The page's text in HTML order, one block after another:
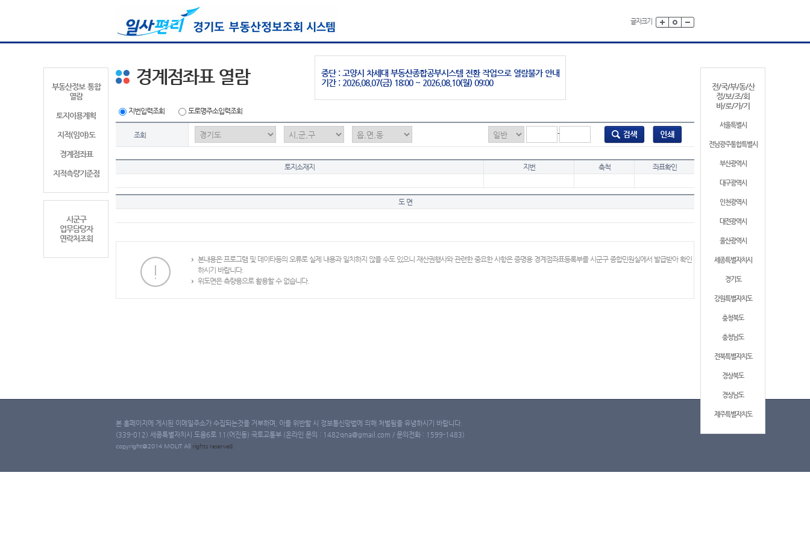
글자크기
부동산정보 통합
열람
토지이용계획
지적(임야)도
경계점좌표
지적측량기준점
시군구
업무담당자
연락처조회
전/국/부/동/산
정/보/조/회
바/로/가/기
서울특별시
전남광주통합특별시
부산광역시
대구광역시
인천광역시
대전광역시
울산광역시
세종특별자치시
경기도
강원특별자치도
충청북도
충청남도
전북특별자치도
경상북도
경상남도
제주특별자치도
중단 : 고양시 차세대 부동산종합공부시스템 전환 작업으로 열람불가 안내
기간 : 2026.08.07(금) 18:00 ~ 2026.08.10(월) 09:00
경계점좌표 열람
지번입력조회 도로명주소입력조회
조회 -
토지소재지 지번 축척 좌표확인
도 면
본내용은 프로그램 및 데이타등의 오류로 실제 내용과 일치하지 않을 수도 있으니 재산권행사와 관련한 중요한 사항은 증명용 경계점좌표등록부를 시군구 종합민원실에서 발급받아 확인
하시기 바랍니다.
위도면은 측량용으로 활용할 수 없습니다.
본 홈페이지에 게시된 이메일주소가 수집되는것을 거부하며, 이를 위반할 시 정보통신망법에 의해 처벌됨을 유념하시기 바랍니다.
(339-012) 세종특별자치시 도움6로 11(어진동) 국토교통부 (온라인 문의 : 1482qna@gmail.com / 문의전화 : 1599-1483)
copyright@2014 MOLIT All rights reserved.